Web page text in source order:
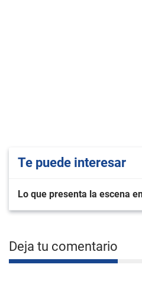
Te puede interesar
Lo que presenta la escena
Deja tu comentario